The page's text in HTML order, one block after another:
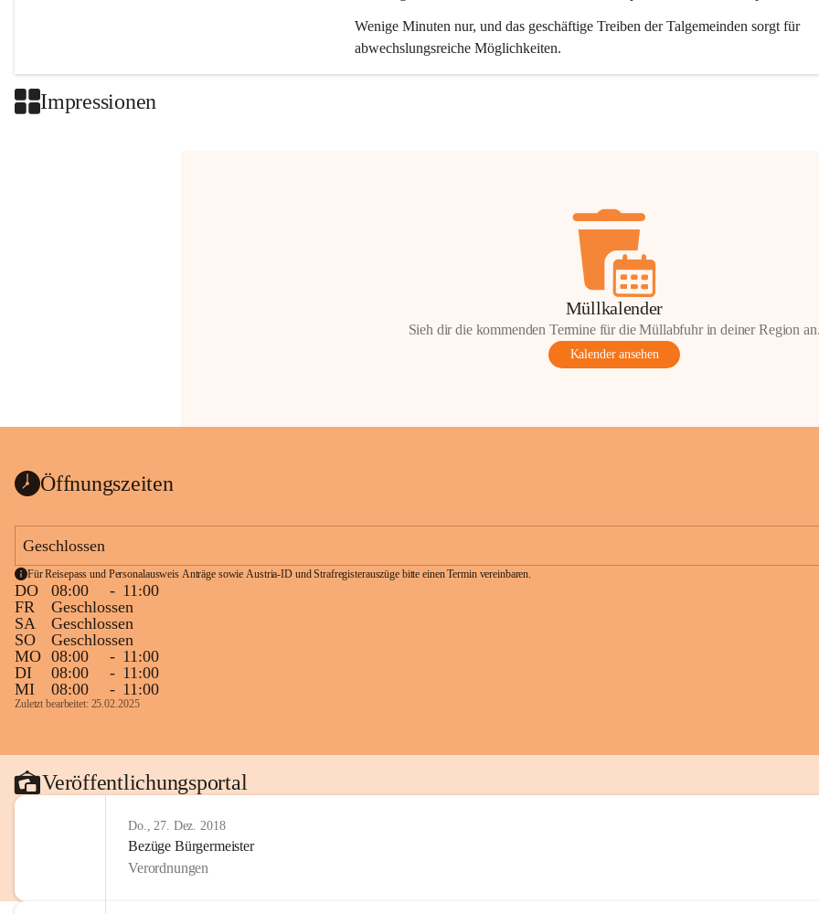
Wenige Minuten nur, und das geschäftige Treiben der Talgemeinden sorgt für
abwechslungsreiche Möglichkeiten.
Impressionen
Müllkalender
Sieh dir die kommenden Termine für die Müllabfuhr in deiner Region
Kalender ansehen
Öffnungszeiten
Geschlossen
Für Reisepass und Personalausweis Anträge sowie Austria-ID und Strafregisterauszüge bitte einen Termin vereinbaren.
DO 08:00 - 11:00
FR
Geschlossen
SA
Geschlossen
SO
Geschlossen
MO 08:00 - 11:00
DI
08:00 - 11:00
MI
08:00 - 11:00
Zuletzt bearbeitet: 25.02.2025
Veröffentlichungsportal
Do., 27. Dez. 2018
Bezüge Bürgermeister
Verordnungen